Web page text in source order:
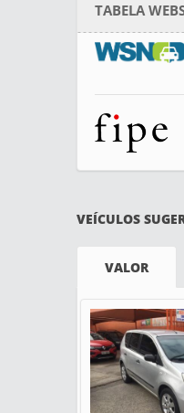
TABELA
VEÍCULOS
VALOR